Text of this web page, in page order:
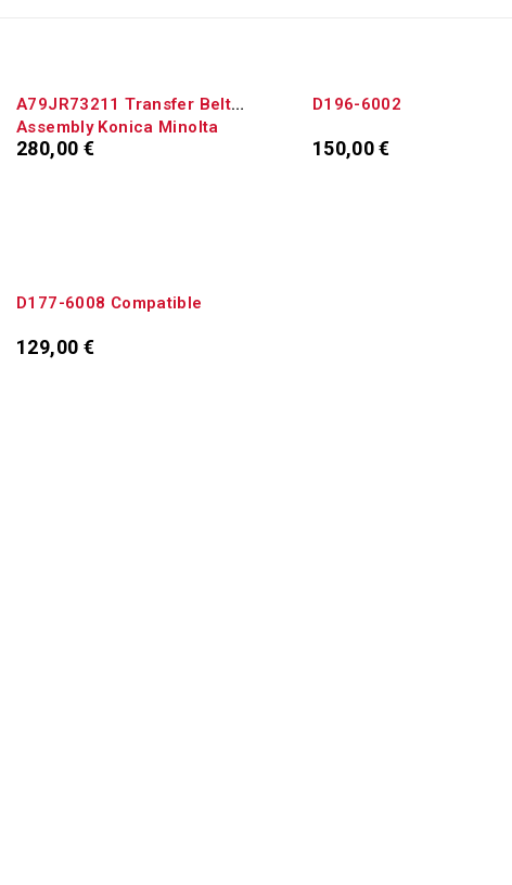
A79JR73211 Transfer Belt
Assembly Konica Minolta
A79JR73200
280,00 €
D196-6002
150,00€
D177-6008 Compatible
129,00 €